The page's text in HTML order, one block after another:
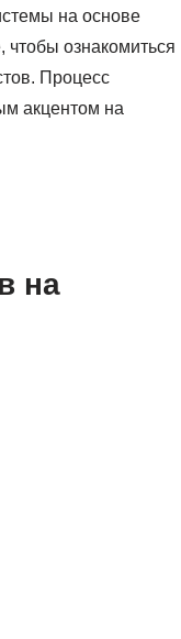
на основе
ознакомиться
Процесс
акцентом на
на